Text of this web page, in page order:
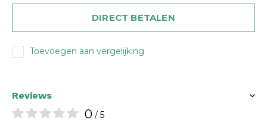
DIRECT BETALEN
Toevoegen aan vergelijking
Reviews
0 / 5